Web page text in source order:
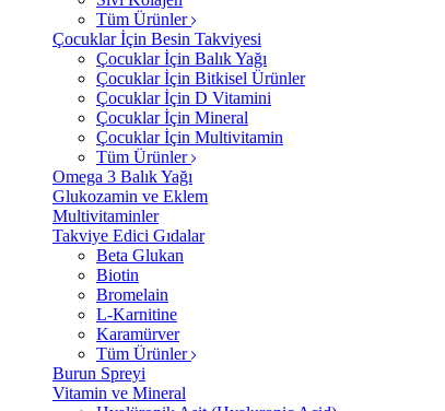
Tüm Ürünler
Çocuklar İçin Besin Takviyesi
Çocuklar İçin Balık Yağı
Çocuklar İçin Bitkisel Ürünler
Çocuklar İçin D Vitamini
Çocuklar İçin Mineral
Çocuklar İçin Multivitamin
Tüm Ürünler
Omega 3 Balık Yağı
Glukozamin ve Eklem
Multivitaminler
Takviye Edici Gıdalar
Beta Glukan
Biotin
Bromelain
L-Karnitine
Karamürver
Tüm Ürünler
Burun Spreyi
Vitamin ve Mineral